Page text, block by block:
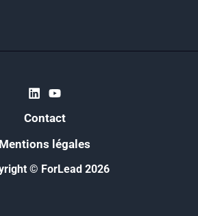
Contact
Mentions légales
© ForLead 2026